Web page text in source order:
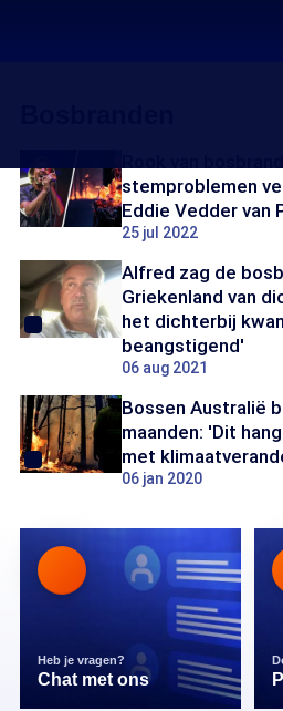
stemproblemen
Eddie Vedder van
25 jul 2022
Alfred zag de
Griekenland van
het dichterbij
beangstigend'
06 aug 2021
Bossen Australië
maanden: 'Dit
met
06 jan 2020
Heb je vragen?
Chat met ons